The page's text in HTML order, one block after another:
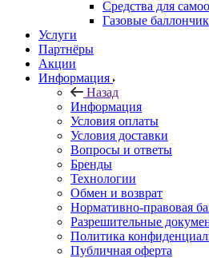
Средства для
Газовые
Услуги
Партнёры
Акции
Информация
Назад
Информация
Условия оплаты
Условия доставки
Вопросы и ответы
Бренды
Технологии
Обмен и возврат
Нормативно-правовая
Разрешительные
Политика
Публичная оферта